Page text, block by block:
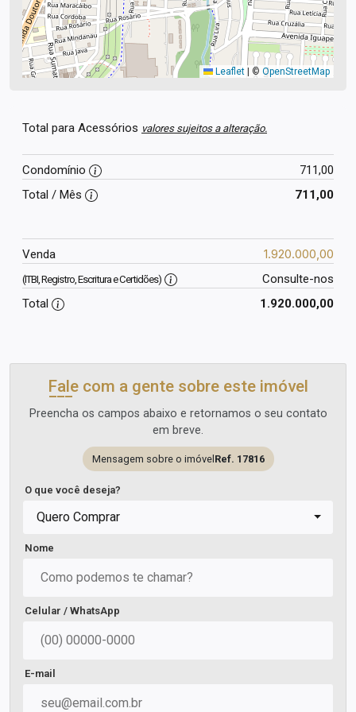
Leaflet © OpenStreetMap
Total para Acessórios valores sujeitos a alteração.
Condomínio
711,00
Total / Mês
711,00
Venda 1.920.000,00
(ITBI, Registro, Escritura e Certidões)
Consulte-nos
Total
1.920.000,00
Fale com a gente sobre este imóvel
Preencha os campos abaixo e retornamos o seu contato
em breve.
Mensagem sobre o imóvel Ref. 17816
O que você deseja?
Quero Comprar
Nome
Celular / WhatsApp
E-mail